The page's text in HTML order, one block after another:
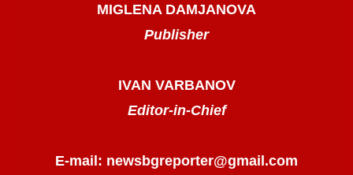
MIGLENA DAMJANOVA
Publisher
IVAN VARBANOV
Editor-in-Chief
E-mail: newsbgreporter@gmail.com